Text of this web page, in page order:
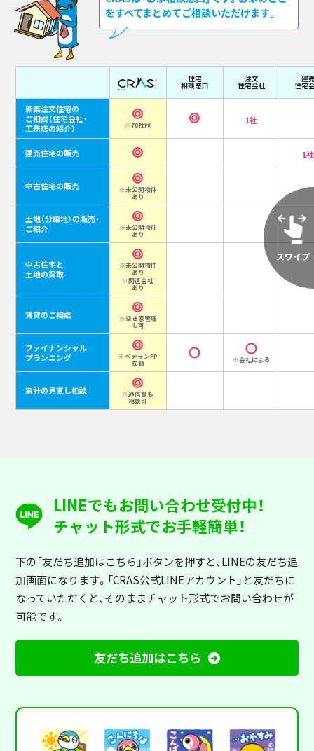
をすべてまとめてご相談いただけます。
住宅
相談窓口
注文
住宅会社
建
住宅
新築注文住宅の
ご相談（住宅会社・
工務店の紹介）
※70社超 1社
建売住宅の販売 1社
中古住宅の販売
※未公開物件
あり
土地（分譲地）の販売・
ご紹介
※未公開物件
あり
中古住宅と
土地の買取
※未公開物件
あり
※関連会社
あり
賃貸のご相談
※空き家管理
も可
ファイナンシャル
プランニング
※ベテランFP
在籍
※会社による
家計の見直し相談
※通信費も
相談可
LINEでもお問い合わせ受付中！
チャット形式でお手軽簡単！
下の「友だち追加はこちら」ボタンを押すと、LINEの友だち追
加画面になります。「CRAS公式LINEアカウント」と友だちに
なっていただくと、そのままチャット形式でお問い合わせが
可能です。
友だち追加はこちら